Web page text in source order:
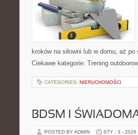
kroków na siłowni lub w domu, aż
Ciekawe kategorie: Trening
CATEGORIES: NIERUCHOMOŚCI
BDSM I
POSTED BY ADMIN STY - 3 - 2026